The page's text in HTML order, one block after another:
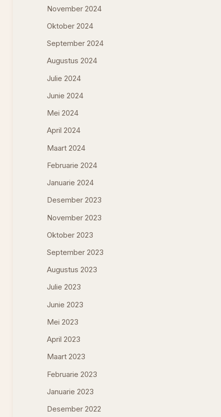
November 2024
Oktober 2024
September 2024
Augustus 2024
Julie 2024
Junie 2024
Mei 2024
April 2024
Maart 2024
Februarie 2024
Januarie 2024
Desember 2023
November 2023
Oktober 2023
September 2023
Augustus 2023
Julie 2023
Junie 2023
Mei 2023
April 2023
Maart 2023
Februarie 2023
Januarie 2023
Desember 2022